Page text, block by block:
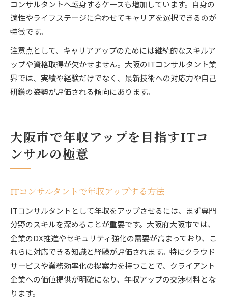
コンサルタントへ転身するケースも増加しています。自身の
適性やライフステージに合わせてキャリアを選択できるのが
特徴です。
注意点として、キャリアアップのためには継続的なスキルア
ップや資格取得が欠かせません。大阪のITコンサルタント業
界では、実績や経験だけでなく、最新技術への対応力や自己
研鑽の姿勢が評価される傾向にあります。
大阪市で年収アップを目指すITコ
ンサルの極意
ITコンサルタントで年収アップする方法
ITコンサルタントとして年収をアップさせるには、まず専門
分野のスキルを深めることが重要です。大阪府大阪市では、
企業のDX推進やセキュリティ強化の需要が高まっており、こ
れらに対応できる知識と経験が評価されます。特にクラウド
サービスや業務効率化の提案力を持つことで、クライアント
企業への価値提供が明確になり、年収アップの交渉材料とな
ります。